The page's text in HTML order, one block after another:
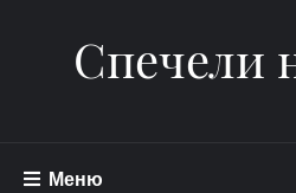
Спечели
Меню